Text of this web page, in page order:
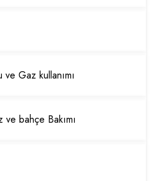
Gaz kullanımı
bahçe Bakımı